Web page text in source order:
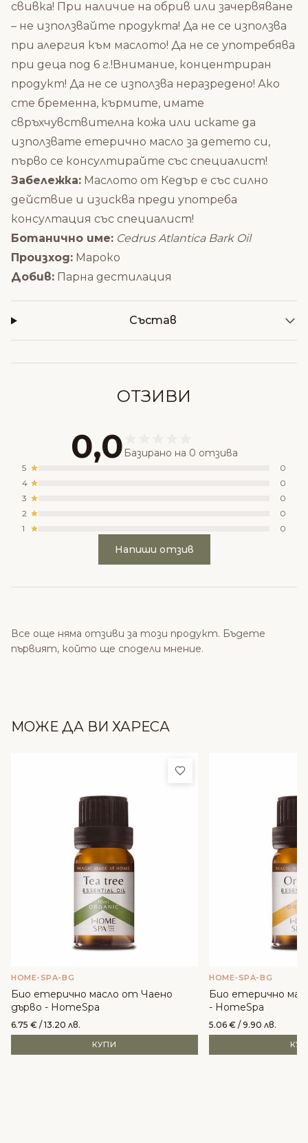
свивка! При наличие на обрив или зачервяване
– не използвайте продукта! Да не се използва
при алергия към маслото! Да не се употребява
при деца под 6 г.!Внимание, концентриран
продукт! Да не се използва неразредено! Ако
сте бременна, кърмите, имате
свръхчувствителна кожа или искате да
използвате етерично масло за детето си,
първо се консултирайте със специалист!
Забележка: Маслото от Кедър е със силно
действие и изисква преди употреба
консултация със специалист!
Ботанично име: Cedrus Atlantica Bark Oil
Произход: Мароко
Добив: Парна дестилация
Състав
ОТЗИВИ
0,0 Базирано на 0 отзива
5
0
4
0
3
0
2
0
1
0
Напиши отзив
Все още няма отзиви за този продукт. Бъдете
първият, който ще сподели мнение.
МОЖЕ ДА ВИ ХАРЕСА
Добави в любими
HOME-SPA-BG
Био етерично масло от Чаено
дърво - HomeSpa
6.75 € / 13.20 лв.
КУПИ
HOME-SPA-BG
Био етерично
- HomeSpa
5.06 € / 9.90 лв.